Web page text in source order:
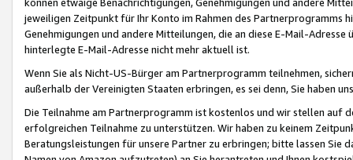
jeweiligen Zeitpunkt für Ihr Konto im Rahmen des Partnerprogramms
Genehmigungen und andere Mitteilungen, die an diese E-Mail-
hinterlegte E-Mail-Adresse nicht mehr aktuell ist.
Wenn Sie als Nicht-US-Bürger am Partnerprogramm teilnehmen,
außerhalb der Vereinigten Staaten erbringen, es sei denn, Sie haben
Die Teilnahme am Partnerprogramm ist kostenlos und wir stellen auf
erfolgreichen Teilnahme zu unterstützen. Wir haben zu keinem
Beratungsleistungen für unsere Partner zu erbringen; bitte lassen Sie